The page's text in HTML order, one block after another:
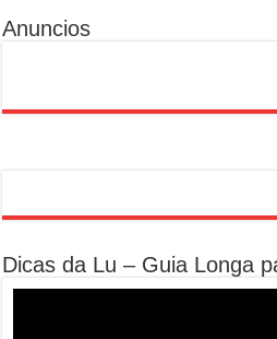
Anuncios
Dicas da Lu – Guia Longa